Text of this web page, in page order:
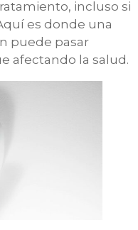
incluso si
es donde una
puede pasar
afectando la salud.